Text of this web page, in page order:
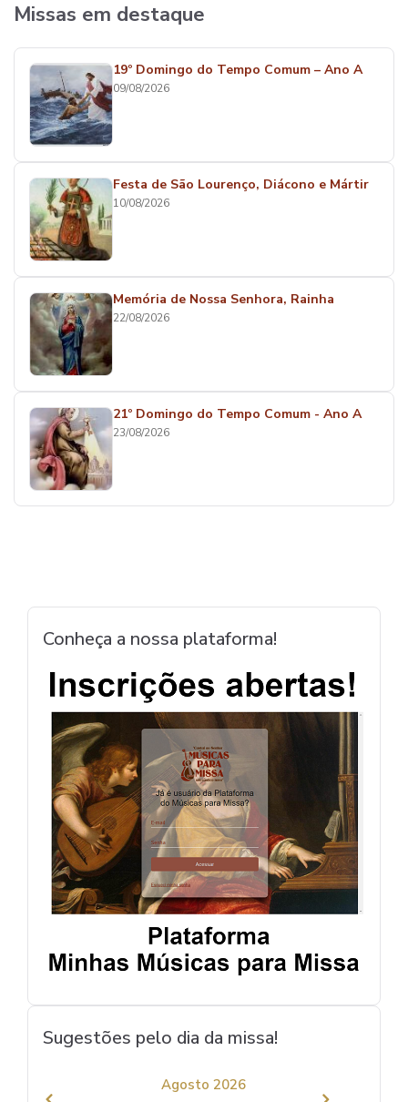
Missas em destaque
19º Domingo do Tempo Comum – Ano A
09/08/2026
Festa de São Lourenço, Diácono e Mártir
10/08/2026
Memória de Nossa Senhora, Rainha
22/08/2026
21º Domingo do Tempo Comum - Ano A
23/08/2026
Conheça a nossa plataforma!
Sugestões pelo dia da missa!
Agosto 2026